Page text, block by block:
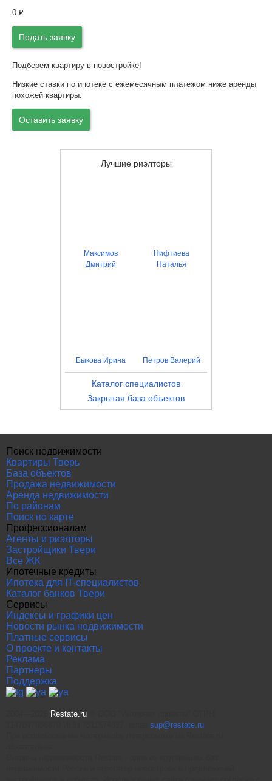
0 ₽
Подать заявку
Подберем квартиру в новостройке!
Низкие ставки по ипотеке с ежемесячным платежом ниже аренды
похожей квартиры.
Оставить заявку
Лучшие риэлторы
Максимов
Дмитрий
Нифтиева
Наталья
Быкова Ирина Петров Валерий
Каталог специалистов
Закрытая база объектов
Поиск недвижимости
Квартиры Тверь
База объектов
Продажа недвижимости
Аренда недвижимости
По районам
Поиск по карте
Профессионалам
Агенты и риэлторы
Застройщики Твери
Все ЖК
Ипотечные кредиты
Ипотека для IT-специалистов
Каталог банков Твери
Сервисы
Индексы и графики цен
Новости рынка недвижимости
Платные сервисы
О проекте и контакты
Реклама
Партнеры
Поддержка
Restate.ru
sup@restate.ru